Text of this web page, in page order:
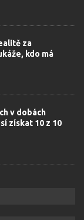
za
kdo má
v dobách
získat 10 z 10